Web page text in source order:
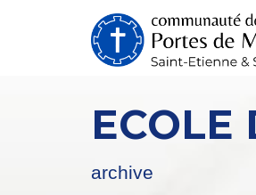
ECOLE
archive